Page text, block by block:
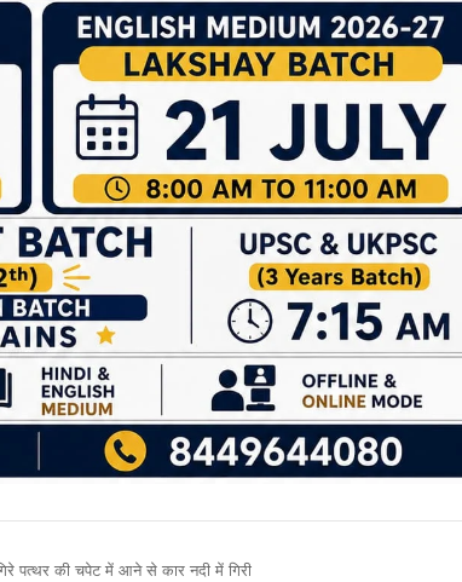
पत्थर की चपेट में आने से कार नदी में गिरी